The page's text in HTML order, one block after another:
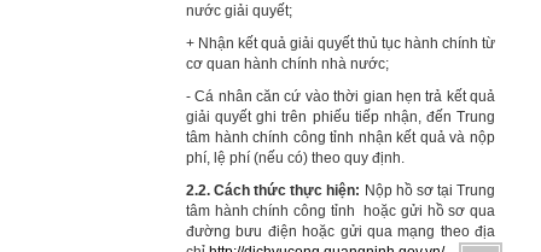
nước giải quyết;
+ Nhận kết quả giải quyết thủ tục hành chính từ
cơ quan hành chính nhà nước;
- Cá nhân căn cứ vào thời gian hẹn trả kết quả
giải quyết ghi trên phiếu tiếp nhận, đến Trung
tâm hành chính công tỉnh nhận kết quả và nộp
phí, lệ phí (nếu có) theo quy định.
2.2. Cách thức thực hiện: Nộp hồ sơ tại Trung
tâm hành chính công tỉnh hoặc gửi hồ sơ qua
đường bưu điện hoặc gửi qua mạng theo địa